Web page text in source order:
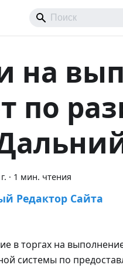
на
по
· 1 мин. чтения
Редактор Сайта
в торгах на
системы по